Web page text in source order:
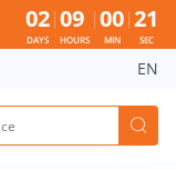
02
DAYS
09
HOURS
00
MIN
21
SEC
EN